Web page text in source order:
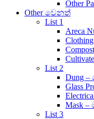
Other
Other වෙනත්
List 1
Areca
List 2
Dung
Glass
Mask
List 3